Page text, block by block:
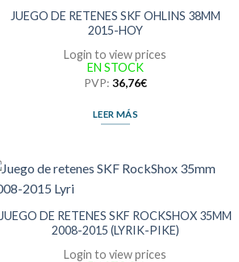
JUEGO DE RETENES SKF OHLINS 38MM
2015-HOY
Login to view prices
EN STOCK
PVP: 36,76€
LEER MÁS
JUEGO DE RETENES SKF ROCKSHOX 35MM
2008-2015 (LYRIK-PIKE)
Login to view prices